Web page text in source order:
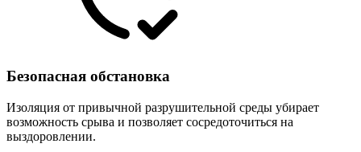
Безопасная обстановка
Изоляция от привычной разрушительной среды убирает
возможность срыва и позволяет сосредоточиться на
выздоровлении.